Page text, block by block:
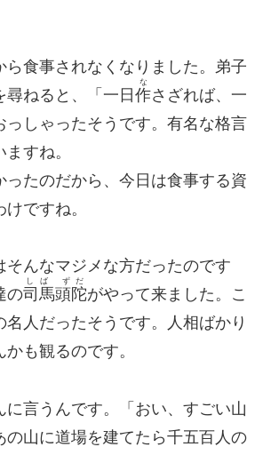
ら食事されなくなりました。弟子
尋ねると、「一日作
な
さざれば、一
っしゃったそうです。有名な格言
すね。
ったのだから、今日は食事する資
ですね。
そんなマジメな方だったのです
の司馬頭陀
しば ずだ
がやって来ました。こ
名人だったそうです。人相ばかり
も観るのです。
に言うんです。「おい、すごい山
の山に道場を建てたら千五百人の